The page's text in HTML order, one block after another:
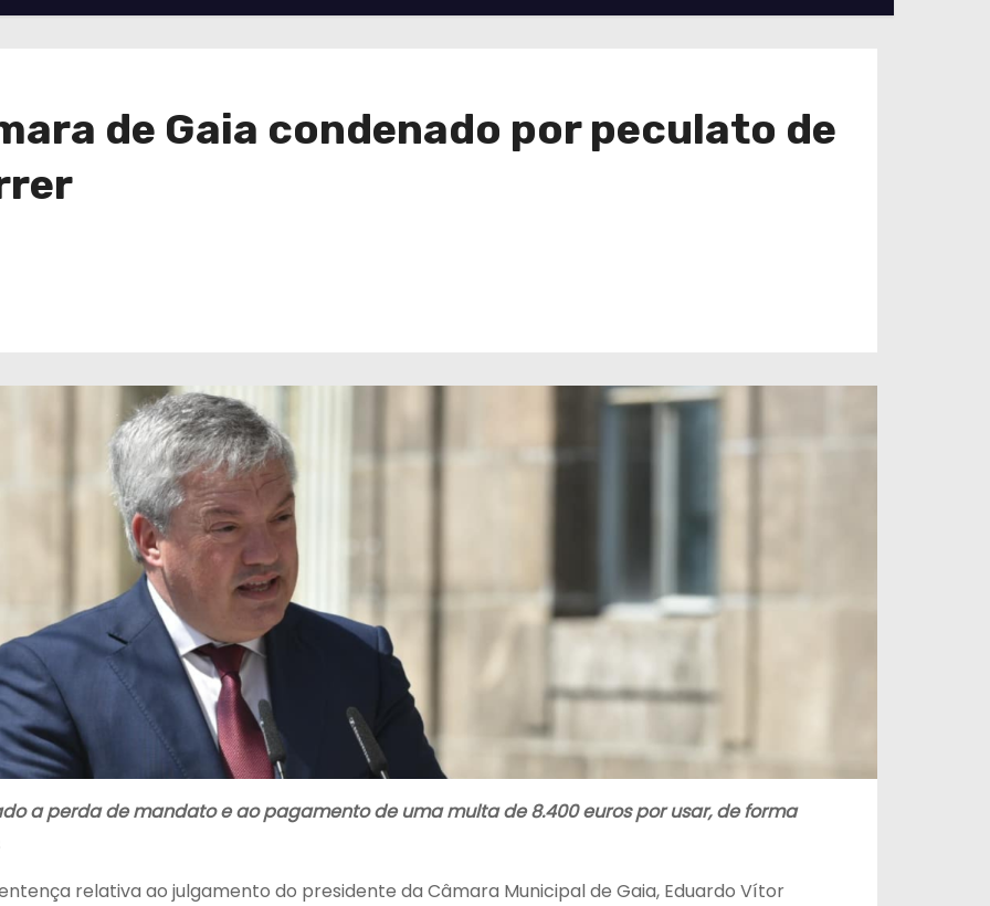
de Gaia condenado por peculato de
a perda de mandato e ao pagamento de uma multa de 8.400 euros por usar, de forma
relativa ao julgamento do presidente da Câmara Municipal de Gaia, Eduardo Vítor